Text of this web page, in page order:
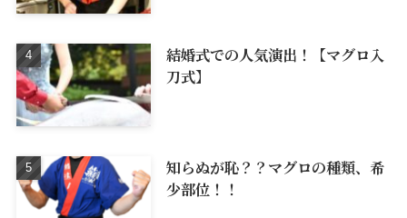
結婚式での人気演出！【マグロ入
刀式】
知らぬが恥？？マグロの種類、希
少部位！！